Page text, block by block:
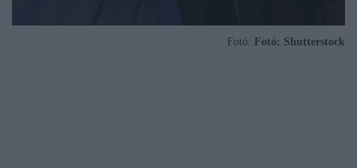
Fotó: Fotó: Shutterstock